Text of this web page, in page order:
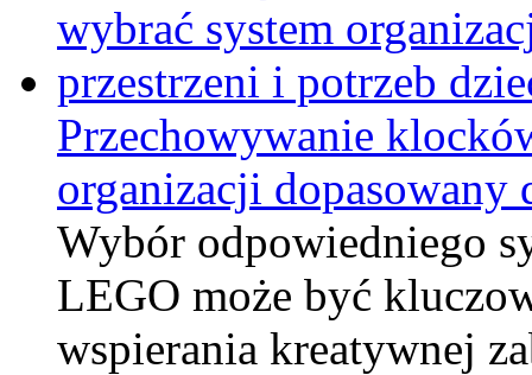
Przechowywanie
organizacji dopasowany
Wybór odpowiedniego
LEGO może być
wspierania kreatywnej